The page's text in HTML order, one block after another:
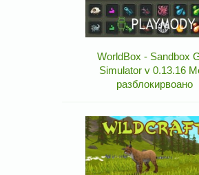
WorldBox - Sandbox
Simulator v 0.13.16
разблокирвоано